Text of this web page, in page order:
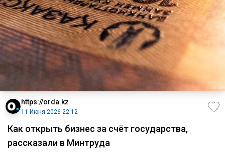
https://orda.kz
11 Июня 2026 22:12
Как открыть бизнес за счёт государства,
рассказали в Минтруда